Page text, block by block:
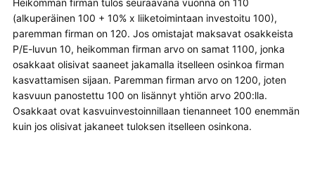
(alkuperäinen 100 + 10% x liiketoimintaan investoitu 100),
paremman firman on 120. Jos omistajat maksavat osakkeista
P/E-luvun 10, heikomman firman arvo on samat 1100, jonka
osakkaat olisivat saaneet jakamalla itselleen osinkoa firman
kasvattamisen sijaan. Paremman firman arvo on 1200, joten
kasvuun panostettu 100 on lisännyt yhtiön arvo 200:lla.
Osakkaat ovat kasvuinvestoinnillaan tienanneet 100 enemmän
kuin jos olisivat jakaneet tuloksen itselleen osinkona.